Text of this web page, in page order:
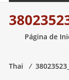
necesario
para
artes
Página de
Thai
⁄